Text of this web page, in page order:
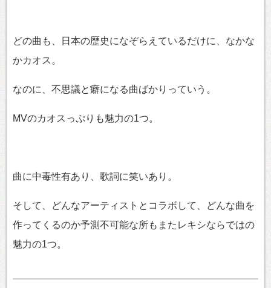
どの曲も、日本の歴史になぞらえているだけに、なかな
かカオス。
なのに、不思議と癖になる曲ばかりっていう。
MVのカオスっぷりも魅力の1つ。
曲に中毒性有あり、歌詞に笑いあり。
そして、どんなアーティストとコラボして、どんな曲を
作ってくるのか予測不可能な所もまたレキシならではの
魅力の1つ。